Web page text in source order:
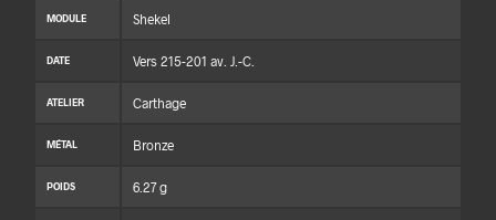
MODULE Shekel
DATE Vers 215-201 av. J.-C.
ATELIER Carthage
MÉTAL Bronze
POIDS 6.27 g